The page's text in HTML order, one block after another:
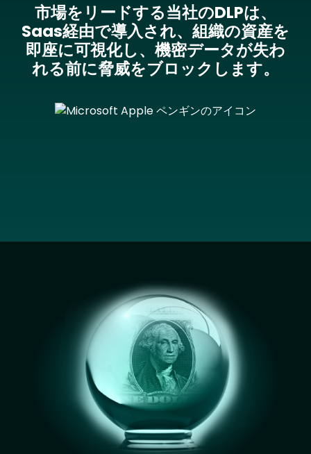
市場をリードする当社のDLPは、
Saas経由で導入され、組織の資産を
即座に可視化し、機密データが失わ
れる前に脅威をブロックします。